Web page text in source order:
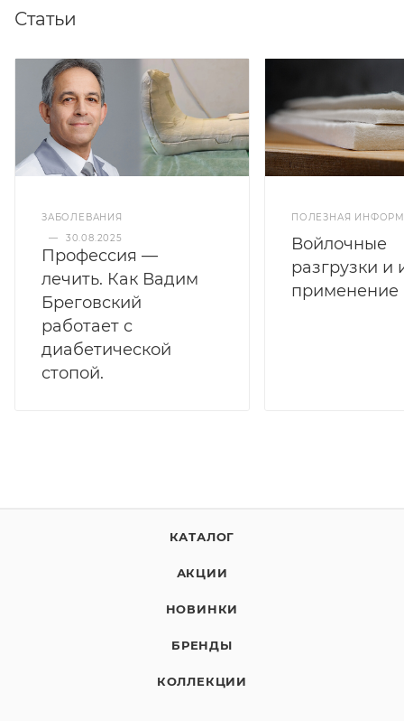
Статьи
ЗАБОЛЕВАНИЯ
—
30.08.2025
Профессия —
лечить. Как Вадим
Бреговский
работает с
диабетической
стопой.
ПОЛЕЗНАЯ
Войлочные
разгрузки и
применение
КАТАЛОГ
АКЦИИ
НОВИНКИ
БРЕНДЫ
КОЛЛЕКЦИИ